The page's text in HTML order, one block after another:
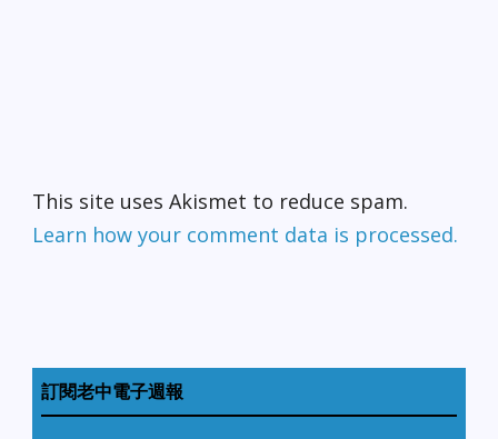
This site uses Akismet to reduce spam.
Learn how your comment data is processed.
訂閱老中電子週報